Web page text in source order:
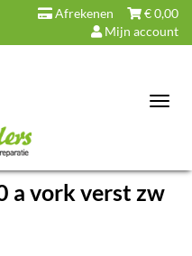
€0,00
Afrekenen
Mijn account
a vork verst zw